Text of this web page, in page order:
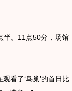
。11点50分，场馆
看了‘鸟巢’的首日比